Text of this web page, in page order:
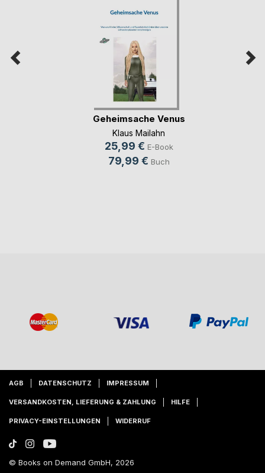
Geheimsache Venus
Klaus Mailahn
25,99 € E-Book
79,99 € Buch
AGB DATENSCHUTZ IMPRESSUM
VERSANDKOSTEN, LIEFERUNG & ZAHLUNG HILFE
PRIVACY-EINSTELLUNGEN WIDERRUF
© Books on Demand GmbH, 2026